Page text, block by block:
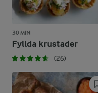
30 MIN
Fyllda krustader
(26)